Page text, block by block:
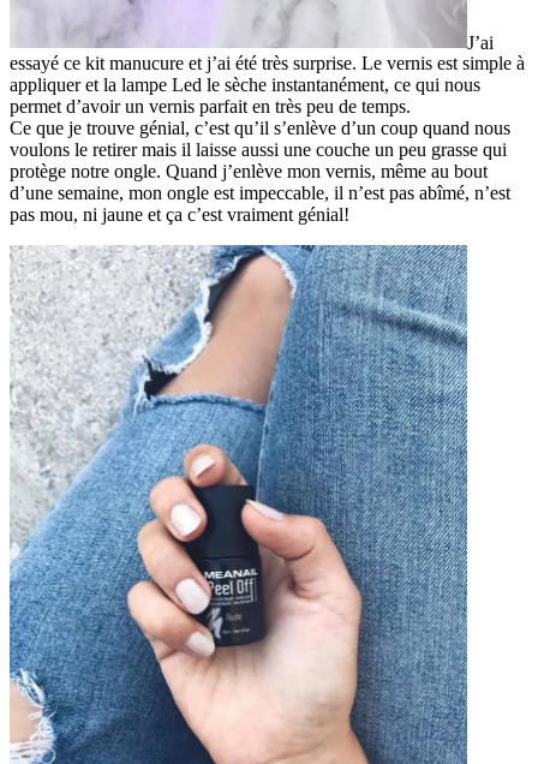
J’ai
essayé ce kit manucure et j’ai été très surprise. Le vernis est simple à
appliquer et la lampe Led le sèche instantanément, ce qui nous
permet d’avoir un vernis parfait en très peu de temps.
Ce que je trouve génial, c’est qu’il s’enlève d’un coup quand nous
voulons le retirer mais il laisse aussi une couche un peu grasse qui
protège notre ongle. Quand j’enlève mon vernis, même au bout
d’une semaine, mon ongle est impeccable, il n’est pas abîmé, n’est
pas mou, ni jaune et ça c’est vraiment génial!